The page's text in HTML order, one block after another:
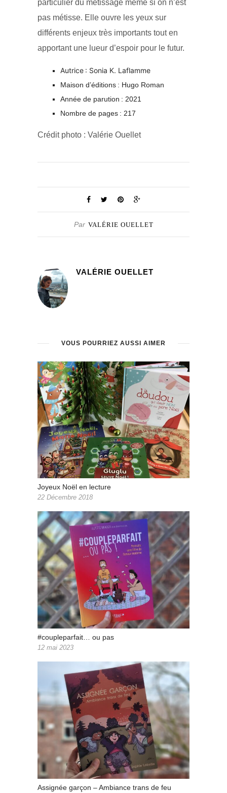
particulier du métissage même si on n’est
pas métisse. Elle ouvre les yeux sur
différents enjeux très importants tout en
apportant une lueur d’espoir pour le futur.
Autrice : Sonia K. Laflamme
Maison d’éditions : Hugo Roman
Année de parution : 2021
Nombre de pages : 217
Crédit photo : Valérie Ouellet
Par VALÉRIE OUELLET
VALÉRIE OUELLET
VOUS POURRIEZ AUSSI AIMER
Joyeux Noël en lecture
22 Décembre 2018
#coupleparfait… ou pas
12 mai 2023
Assignée garçon – Ambiance trans de feu